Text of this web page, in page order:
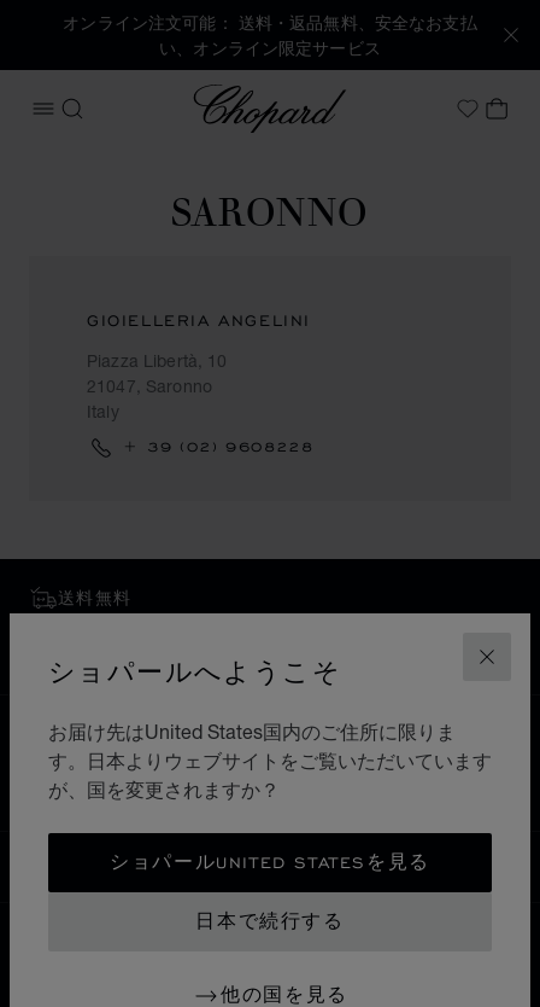
閉じる
ショパールへようこそ
お届け先はUnited States国内のご住所に限りま
す。日本よりウェブサイトをご覧いただいています
が、国を変更されますか？
ショパールUNITED STATESを見る
日本で続行する
他の国を見る
オンライン注文可能： 送料・返品無料、安全なお支払
い、オンライン限定サービス
メニューを開く
検索する
Chopard
Myマ
SARONNO
GIOIELLERIA ANGELINI
Piazza Libertà, 10
21047, Saronno
Italy
+ 39 (02) 9608228
送料無料
ホーム ブティックを検索 すべてのブティック
ヨーロッパ SARONNO
日本
ローカリゼーション (国の変更)
国の変更